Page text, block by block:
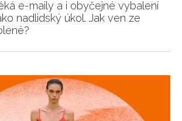
e-maily a i obyčejné vybalení
nadlidský úkol. Jak ven ze